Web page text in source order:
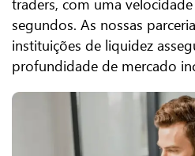
traders, com uma
segundos. As nossas
instituições de liquidez
profundidade de mercado